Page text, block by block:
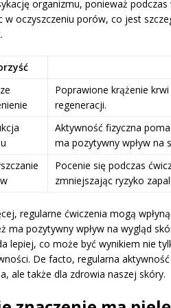
organizmu, ponieważ
w oczyszczeniu porów, co jest
Poprawione krążenie
regeneracji.
Aktywność fizyczna
ma pozytywny wpływ na
Pocenie się podczas
zmniejszając ryzyko
regularne ćwiczenia mogą
ma pozytywny wpływ na wygląd
lepiej, co może być wynikiem nie
De facto, regularna
ale także dla zdrowia naszej skóry.